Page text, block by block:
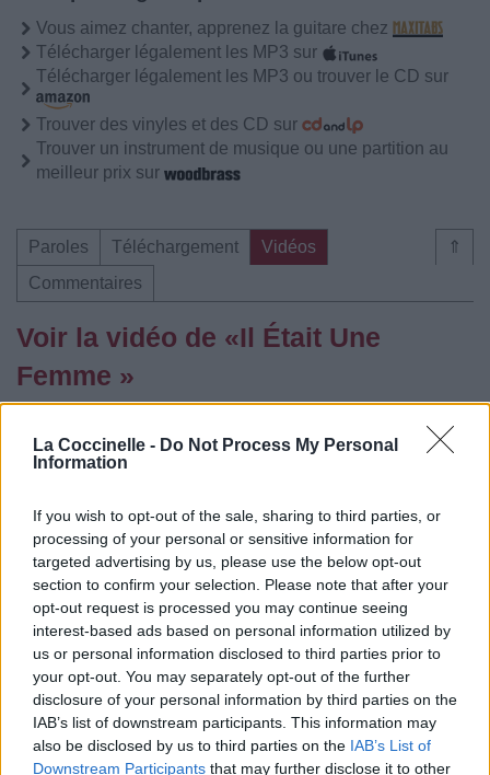
La Coccinelle - Do Not Process My Personal
Information
If you wish to opt-out of the sale, sharing to third parties, or
processing of your personal or sensitive information for
targeted advertising by us, please use the below opt-out
section to confirm your selection. Please note that after your
opt-out request is processed you may continue seeing
interest-based ads based on personal information utilized by
us or personal information disclosed to third parties prior to
your opt-out. You may separately opt-out of the further
disclosure of your personal information by third parties on the
IAB’s list of downstream participants. This information may
also be disclosed by us to third parties on the IAB’s List of
Downstream Participants that may further disclose it to other
Vous aimez chanter, apprenez la guitare chez
Télécharger légalement les MP3 sur
Télécharger légalement les MP3 ou trouver le CD sur
Trouver des vinyles et des CD sur
Trouver un instrument de musique ou une partition au
meilleur prix sur
⇑
Paroles Téléchargement
Vidéos
Commentaires
Voir la vidéo de «Il Était Une
Femme »
Paroles Téléchargement
Vidéos
Commentaires